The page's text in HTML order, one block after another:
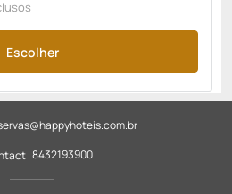
Escolher
8432193900